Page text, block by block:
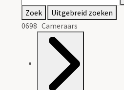
Zoek
Uitgebreid zoeken
0698 Cameraars